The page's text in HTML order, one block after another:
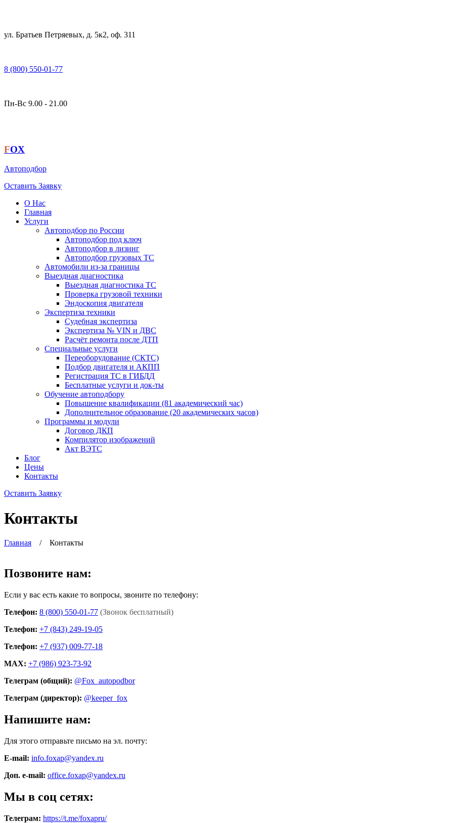
ул. Братьев Петряевых, д. 5к2, оф. 311
8 (800) 550-01-77
Пн-Вс 9.00 - 21.00
FOX
Автоподбор
Оставить Заявку
О Нас
Главная
Услуги
Автоподбор по России
Автоподбор под ключ
Автоподбор в лизинг
Автоподбор грузовых ТС
Автомобили из-за границы
Выездная диагностика
Выездная диагностика ТС
Проверка грузовой техники
Эндоскопия двигателя
Экспертиза техники
Судебная экспертиза
Экспертиза № VIN и ДВС
Расчёт ремонта после ДТП
Специальные услуги
Переоборудование (СКТС)
Подбор двигателя и АКПП
Регистрация ТС в ГИБДД
Бесплатные услуги и док-ты
Обучение автоподбору
Повышение квалификации (81 академический час)
Дополнительное образование (20 академических часов)
Программы и модули
Договор ДКП
Компилятор изображений
Акт ВЭТС
Блог
Цены
Контакты
Оставить Заявку
Контакты
Главная / Контакты
Позвоните нам:
Если у вас есть какие то вопросы, звоните по телефону:
Телефон: 8 (800) 550-01-77 (Звонок бесплатный)
Телефон: +7 (843) 249-19-05
Телефон: +7 (937) 009-77-18
MAX: +7 (986) 923-73-92
Телеграм (общий): @Fox_autopodbor
Телеграм (директор): @keeper_fox
Напишите нам:
Для этого отправьте письмо на эл. почту:
E-mail: info.foxap@yandex.ru
Доп. e-mail: office.foxap@yandex.ru
Мы в соц сетях:
Телеграм: https://t.me/foxapru/